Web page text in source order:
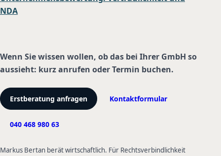
NDA
Wenn Sie wissen wollen, ob das bei Ihrer GmbH so
aussieht: kurz anrufen oder Termin buchen.
Erstberatung anfragen Kontaktformular
040 468 980 63
Markus Bertan berät wirtschaftlich. Für Rechtsverbindlichkeit